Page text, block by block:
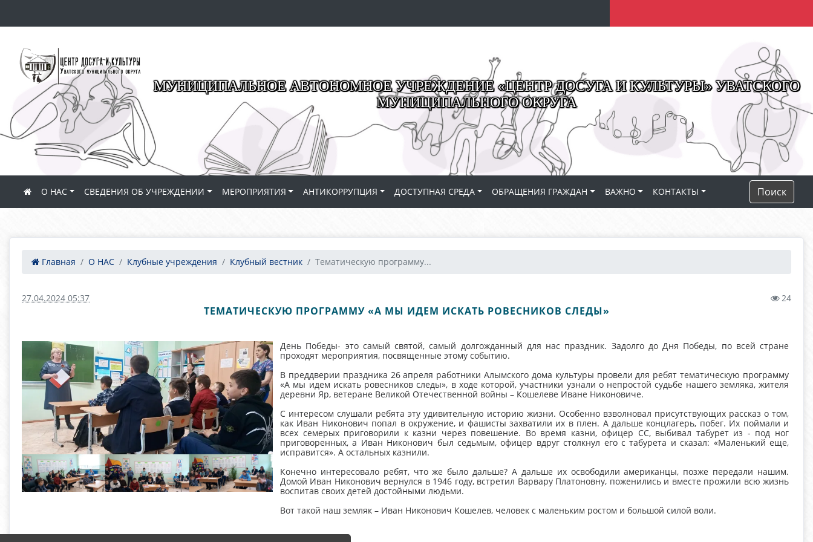
МУНИЦИПАЛЬНОЕ АВТОНОМНОЕ УЧРЕЖДЕНИЕ «ЦЕНТР ДОСУГА И КУЛЬТУРЫ» УВАТСКОГО
МУНИЦИПАЛЬНОГО ОКРУГА
О НАС СВЕДЕНИЯ ОБ УЧРЕЖДЕНИИ МЕРОПРИЯТИЯ АНТИКОРРУПЦИЯ ДОСТУПНАЯ СРЕДА ОБРАЩЕНИЯ ГРАЖДАН ВАЖНО КОНТАКТЫ Поиск
Главная О НАС Клубные учреждения Клубный вестник Тематическую программу...
27.04.2024 05:37 24
ТЕМАТИЧЕСКУЮ ПРОГРАММУ «А МЫ ИДЕМ ИСКАТЬ РОВЕСНИКОВ СЛЕДЫ»
День Победы- это самый святой, самый долгожданный для нас праздник. Задолго до Дня Победы, по всей стране
проходят мероприятия, посвященные этому событию.
В преддверии праздника 26 апреля работники Алымского дома культуры провели для ребят тематическую программу
«А мы идем искать ровесников следы», в ходе которой, участники узнали о непростой судьбе нашего земляка, жителя
деревни Яр, ветеране Великой Отечественной войны – Кошелеве Иване Никоновиче.
С интересом слушали ребята эту удивительную историю жизни. Особенно взволновал присутствующих рассказ о том,
как Иван Никонович попал в окружение, и фашисты захватили их в плен. А дальше концлагерь, побег. Их поймали и
всех семерых приговорили к казни через повешение. Во время казни, офицер СС, выбивал табурет из - под ног
приговоренных, а Иван Никонович был седьмым, офицер вдруг столкнул его с табурета и сказал: «Маленький еще,
исправится». А остальных казнили.
Конечно интересовало ребят, что же было дальше? А дальше их освободили американцы, позже передали нашим.
Домой Иван Никонович вернулся в 1946 году, встретил Варвару Платоновну, поженились и вместе прожили всю жизнь
воспитав своих детей достойными людьми.
Вот такой наш земляк – Иван Никонович Кошелев, человек с маленьким ростом и большой силой воли.